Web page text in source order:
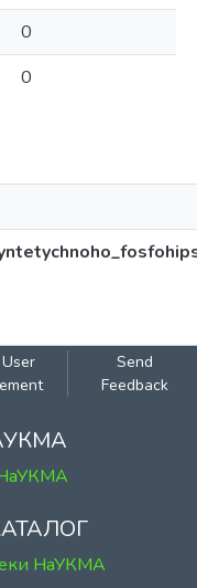
0
0
Send
Feedback
НаУКМА
НаУКМА